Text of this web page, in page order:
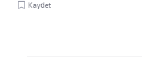
Kaydet